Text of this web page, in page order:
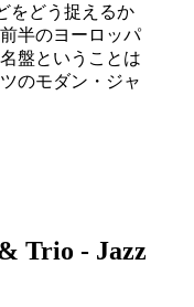
をどう捉えるか
半のヨーロッパ
盤ということは
のモダン・ジャ
Trio - Jazz